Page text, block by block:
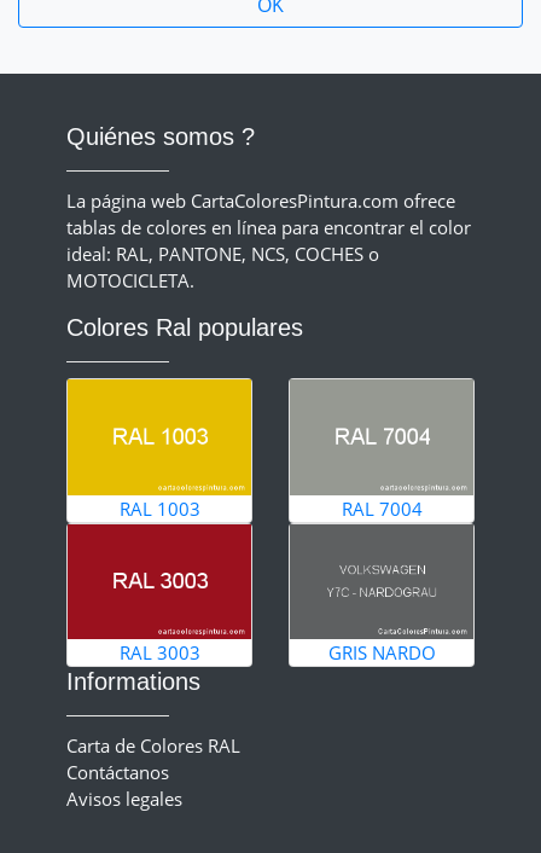
Quiénes somos ?
La página web CartaColoresPintura.com ofrece
tablas de colores en línea para encontrar el color
ideal: RAL, PANTONE, NCS, COCHES o
MOTOCICLETA.
Colores Ral populares
RAL 1003 RAL 7004
RAL 3003 GRIS NARDO
Informations
Carta de Colores RAL
Contáctanos
Avisos legales